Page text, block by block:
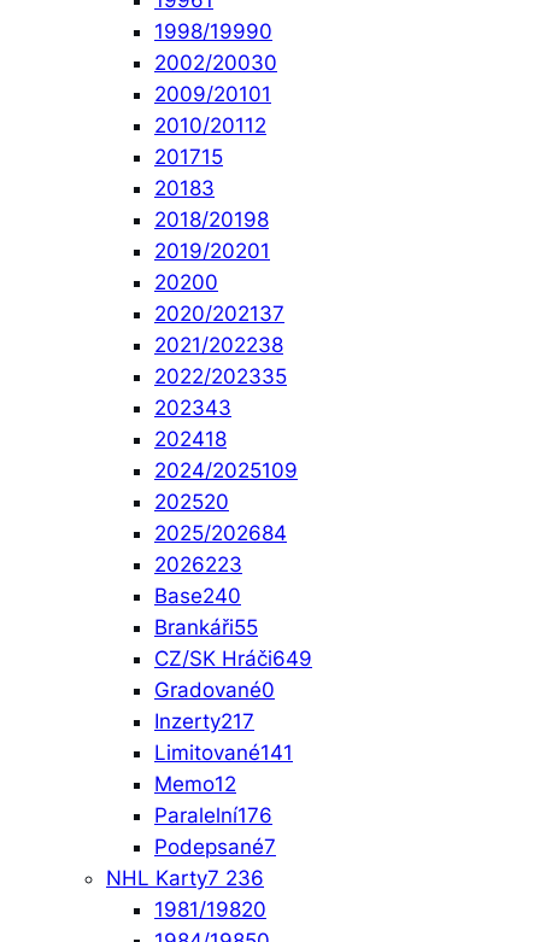
1998/19990
2002/20030
2009/20101
2010/20112
201715
20183
2018/20198
2019/20201
20200
2020/202137
2021/202238
2022/202335
202343
202418
2024/2025109
202520
2025/202684
2026223
Base240
Brankáři55
CZ/SK Hráči649
Gradované0
Inzerty217
Limitované141
Memo12
Paralelní176
Podepsané7
NHL Karty7 236
1981/19820